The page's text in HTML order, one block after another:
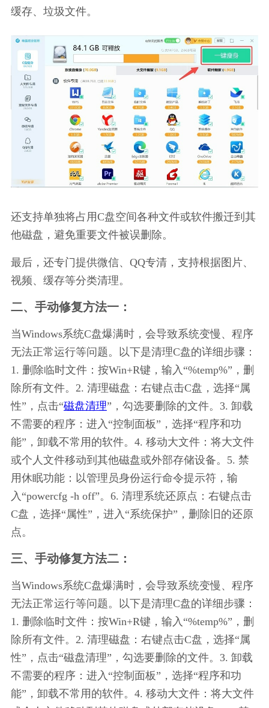
缓存、垃圾文件。
还支持单独将占用C盘空间各种文件或软件搬迁到其
他磁盘，避免重要文件被误删除。
最后，还专门提供微信、QQ专清，支持根据图片、
视频、缓存等分类清理。
二、手动修复方法一：
当Windows系统C盘爆满时，会导致系统变慢、程序
无法正常运行等问题。以下是清理C盘的详细步骤：
1. 删除临时文件：按Win+R键，输入“%temp%”，删
除所有文件。2. 清理磁盘：右键点击C盘，选择“属
性”，点击“磁盘清理”，勾选要删除的文件。3. 卸载
不需要的程序：进入“控制面板”，选择“程序和功
能”，卸载不常用的软件。4. 移动大文件：将大文件
或个人文件移动到其他磁盘或外部存储设备。5. 禁
用休眠功能：以管理员身份运行命令提示符，输
入“powercfg -h off”。6. 清理系统还原点：右键点击
C盘，选择“属性”，进入“系统保护”，删除旧的还原
点。
三、手动修复方法二：
当Windows系统C盘爆满时，会导致系统变慢、程序
无法正常运行等问题。以下是清理C盘的详细步骤：
1. 删除临时文件：按Win+R键，输入“%temp%”，删
除所有文件。2. 清理磁盘：右键点击C盘，选择“属
性”，点击“磁盘清理”，勾选要删除的文件。3. 卸载
不需要的程序：进入“控制面板”，选择“程序和功
能”，卸载不常用的软件。4. 移动大文件：将大文件